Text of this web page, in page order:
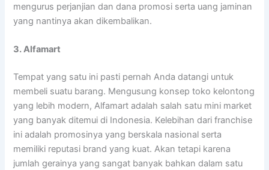
mengurus perjanjian dan dana promosi serta uang jaminan
yang nantinya akan dikembalikan.
3. Alfamart
Tempat yang satu ini pasti pernah Anda datangi untuk
membeli suatu barang. Mengusung konsep toko kelontong
yang lebih modern, Alfamart adalah salah satu mini market
yang banyak ditemui di Indonesia. Kelebihan dari franchise
ini adalah promosinya yang berskala nasional serta
memiliki reputasi brand yang kuat. Akan tetapi karena
jumlah gerainya yang sangat banyak bahkan dalam satu